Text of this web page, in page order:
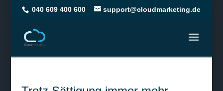
040 609 400 600 support@cloudmarketing.de